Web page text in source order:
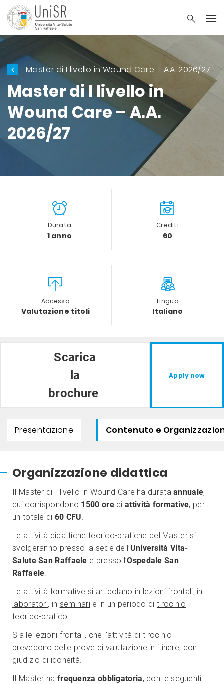
Master di I livello in Wound Care – A.A. 2026/27
Master di I livello in
Wound Care – A.A.
2026/27
Durata
1 anno
Crediti
60
Accesso
Valutazione titoli
Lingua
Italiano
Scarica
la
brochure
Apply now
Presentazione Contenuto e
Organizzazione didattica
Il Master di I livello in Wound Care ha durataannuale,
cui corrispondono 1500 ore di attività formative, per
un totale di 60 CFU.
Le attività didattiche teorico-pratiche del Master si
svolgeranno presso la sede dell’Università Vita-
Salute San Raffaele e presso l’Ospedale San
Raffaele.
Le attività formative si articolano in lezioni frontali, in
laboratori, in seminarie in un periodo di tirocinio
teorico-pratico.
Sia le lezioni frontali, che l'attività di tirocinio
prevedono delle prove di valutazione in itinere, con
giudizio di idoneità.
Il Master ha frequenza obbligatoria, con le seguenti